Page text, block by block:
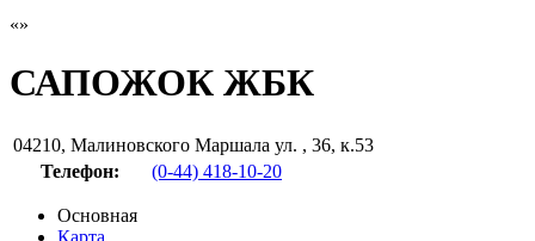
САПОЖОК ЖБК
04210, Малиновского Маршала ул. , 36, к.53
Телефон:
(0-44) 418-10-20
Основная
Карта